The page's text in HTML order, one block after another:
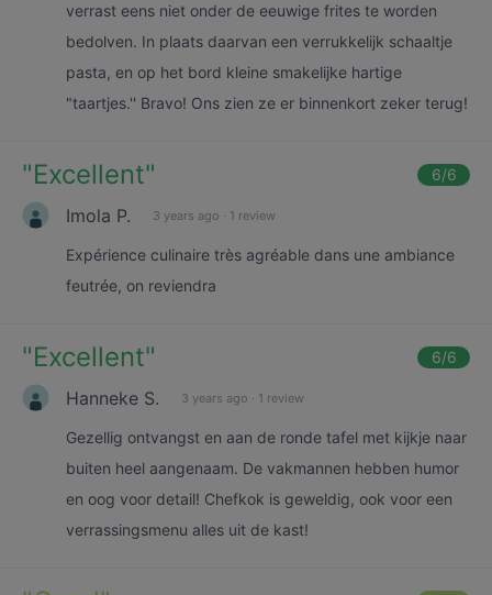
verrast eens niet onder de eeuwige frites te worden
bedolven. In plaats daarvan een verrukkelijk schaaltje
pasta, en op het bord kleine smakelijke hartige
"taartjes.'' Bravo! Ons zien ze er binnenkort zeker terug!
"Excellent" 6/6
Imola P. 3 years ago · 1 review
Expérience culinaire très agréable dans une ambiance
feutrée, on reviendra
"Excellent" 6/6
Hanneke S. 3 years ago · 1 review
Gezellig ontvangst en aan de ronde tafel met kijkje naar
buiten heel aangenaam. De vakmannen hebben humor
en oog voor detail! Chefkok is geweldig, ook voor een
verrassingsmenu alles uit de kast!